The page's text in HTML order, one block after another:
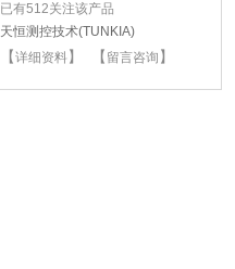
已有512关注该产品
天恒测控技术(TUNKIA)
【详细资料】 【 留言咨询 】